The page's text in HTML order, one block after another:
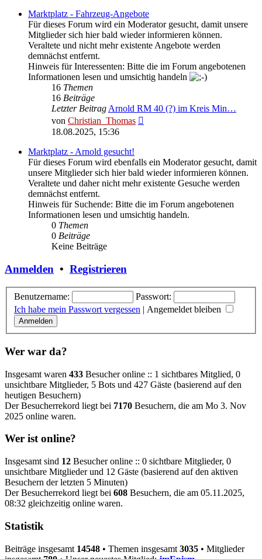
Marktplatz - Fahrzeug-Angebote
Für dieses Forum wird ein Moderator gesucht, damit unsere
Mitglieder sich hier bald wieder informieren können.
Veraltete und nicht mehr existente Angebote werden
demnächst entfernt.
Hinweis für Interessenten: Bitte die im Forum angebotenen
Informationen lesen und umsichtig handeln
16 Themen
16 Beiträge
Letzter Beitrag Arnold RM 40 (?) im Kreis Min…
von Christian_Thomas
18.08.2025, 15:36
Marktplatz - Arnold gesucht!
Für dieses Forum wird ebenfalls ein Moderator gesucht, damit
unsere Mitglieder sich hier bald wieder informieren können.
Veraltete und daher nicht mehr existente Gesuche werden
demnächst entfernt.
Hinweis für Suchende: Bitte die im Forum angebotenen
Informationen lesen und umsichtig handeln.
0 Themen
0 Beiträge
Keine Beiträge
Anmelden • Registrieren
Benutzername:
Passwort:
Ich habe mein Passwort vergessen | Angemeldet bleiben
Wer war da?
Insgesamt waren 433 Besucher online :: 1 sichtbares Mitglied, 0
unsichtbare Mitglieder, 5 Bots und 427 Gäste (basierend auf den
heutigen Besuchern)
Der Besucherrekord liegt bei 7170 Besuchern, die am Mo 3. Nov
2025 online waren.
Wer ist online?
Insgesamt sind 12 Besucher online :: 0 sichtbare Mitglieder, 0
unsichtbare Mitglieder und 12 Gäste (basierend auf den aktiven
Besuchern der letzten 5 Minuten)
Der Besucherrekord liegt bei 608 Besuchern, die am 05.11.2025,
08:32 gleichzeitig online waren.
Statistik
Beiträge insgesamt 14548 • Themen insgesamt 3035 • Mitglieder